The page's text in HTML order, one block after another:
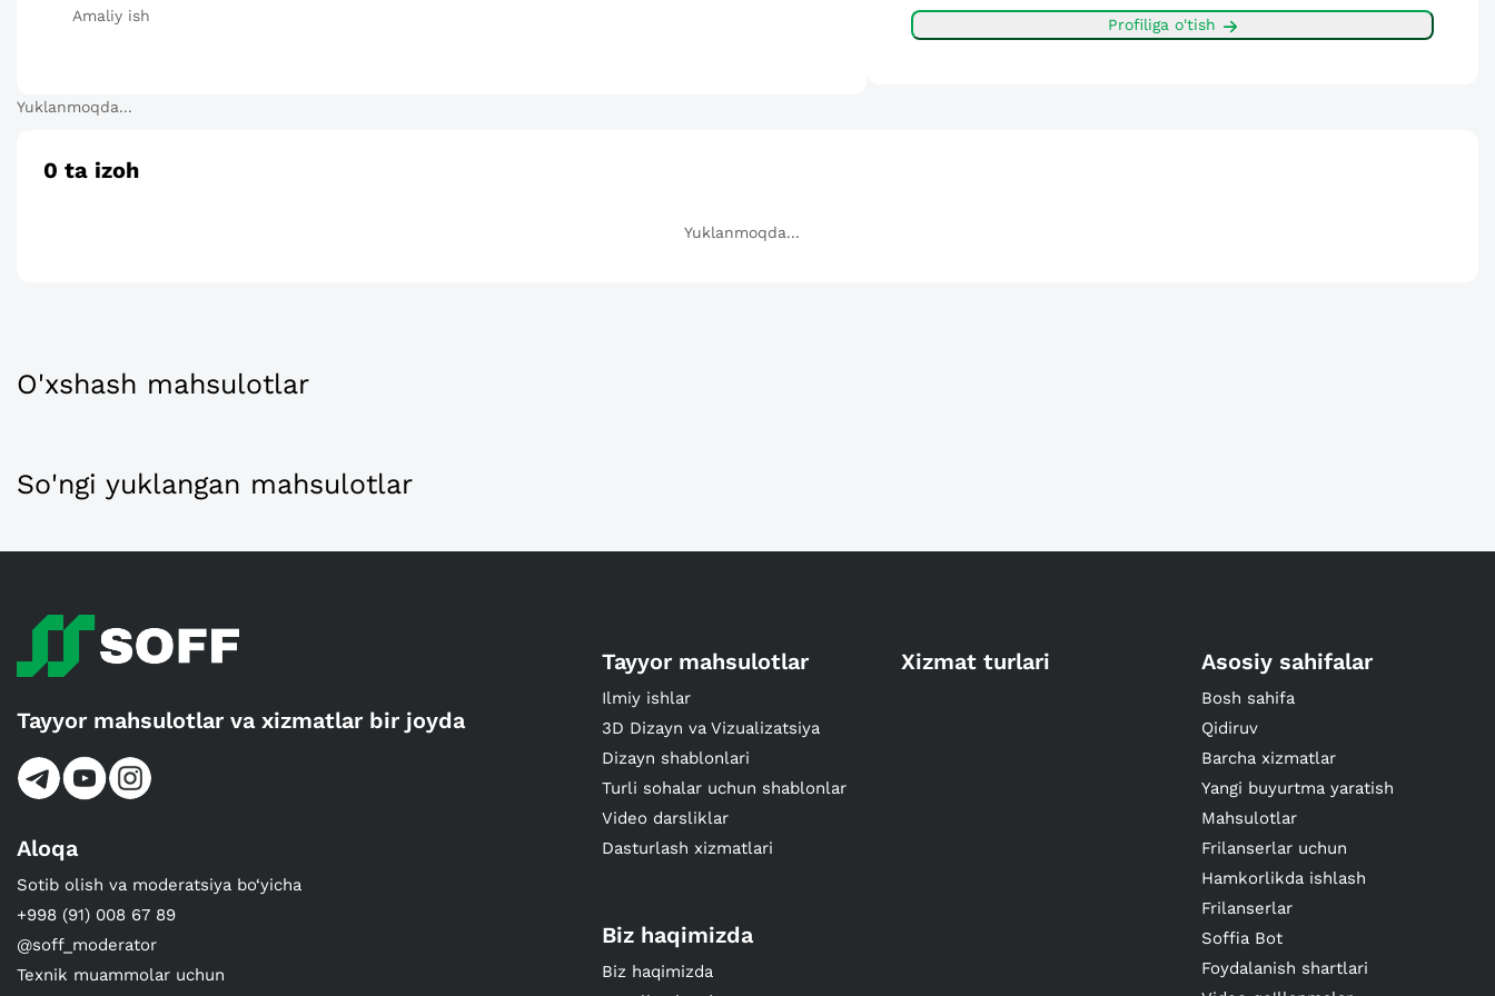
Amaliy ish Profiliga o'tish
Yuklanmoqda...
0 ta izoh
Yuklanmoqda...
O'xshash mahsulotlar
So'ngi yuklangan mahsulotlar
Tayyor mahsulotlar va xizmatlar bir joyda
Aloqa
Sotib olish va moderatsiya bo‘yicha
+998 (91) 008 67 89
@soff_moderator
Texnik muammolar uchun
Tayyor mahsulotlar
Ilmiy ishlar
3D Dizayn va Vizualizatsiya
Dizayn shablonlari
Turli sohalar uchun shablonlar
Video darsliklar
Dasturlash xizmatlari
Xizmat turlari Asosiy sahifalar
Bosh sahifa
Qidiruv
Barcha xizmatlar
Yangi buyurtma yaratish
Mahsulotlar
Frilanserlar uchun
Hamkorlikda ishlash
Frilanserlar
Soffia Bot
Foydalanish shartlari
Biz haqimizda
Biz haqimizda